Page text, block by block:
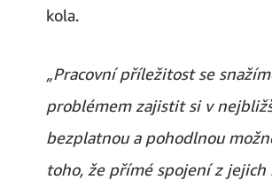
kola.
„Pracovní příležitost se
problémem zajistit si v
bezplatnou a pohodlnou
toho, že přímé spojení z